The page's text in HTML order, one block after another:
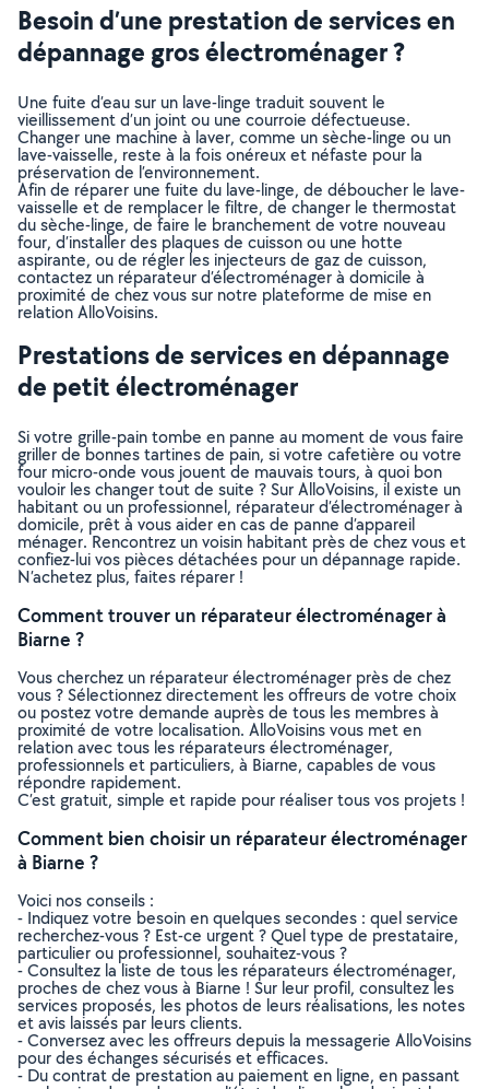
Besoin d’une prestation de services en
dépannage gros électroménager ?
Une fuite d’eau sur un lave-linge traduit souvent le
vieillissement d’un joint ou une courroie défectueuse.
Changer une machine à laver, comme un sèche-linge ou un
lave-vaisselle, reste à la fois onéreux et néfaste pour la
préservation de l’environnement.
Afin de réparer une fuite du lave-linge, de déboucher le lave-
vaisselle et de remplacer le filtre, de changer le thermostat
du sèche-linge, de faire le branchement de votre nouveau
four, d’installer des plaques de cuisson ou une hotte
aspirante, ou de régler les injecteurs de gaz de cuisson,
contactez un réparateur d’électroménager à domicile à
proximité de chez vous sur notre plateforme de mise en
relation AlloVoisins.
Prestations de services en dépannage
de petit électroménager
Si votre grille-pain tombe en panne au moment de vous faire
griller de bonnes tartines de pain, si votre cafetière ou votre
four micro-onde vous jouent de mauvais tours, à quoi bon
vouloir les changer tout de suite ? Sur AlloVoisins, il existe un
habitant ou un professionnel, réparateur d’électroménager à
domicile, prêt à vous aider en cas de panne d’appareil
ménager. Rencontrez un voisin habitant près de chez vous et
confiez-lui vos pièces détachées pour un dépannage rapide.
N’achetez plus, faites réparer !
Comment trouver un réparateur électroménager à
Biarne ?
Vous cherchez un réparateur électroménager près de chez
vous ? Sélectionnez directement les offreurs de votre choix
ou postez votre demande auprès de tous les membres à
proximité de votre localisation. AlloVoisins vous met en
relation avec tous les réparateurs électroménager,
professionnels et particuliers, à Biarne, capables de vous
répondre rapidement.
C’est gratuit, simple et rapide pour réaliser tous vos projets !
Comment bien choisir un réparateur électroménager
à Biarne ?
Voici nos conseils :
- Indiquez votre besoin en quelques secondes : quel service
recherchez-vous ? Est-ce urgent ? Quel type de prestataire,
particulier ou professionnel, souhaitez-vous ?
- Consultez la liste de tous les réparateurs électroménager,
proches de chez vous à Biarne ! Sur leur profil, consultez les
services proposés, les photos de leurs réalisations, les notes
et avis laissés par leurs clients.
- Conversez avec les offreurs depuis la messagerie AlloVoisins
pour des échanges sécurisés et efficaces.
- Du contrat de prestation au paiement en ligne, en passant